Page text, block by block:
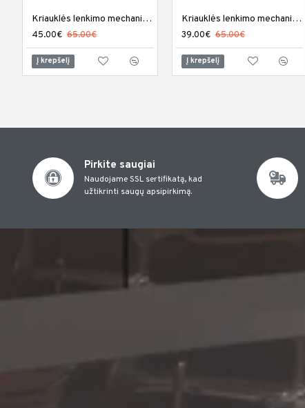
Kriauklės lenkimo mechanizmas L-001
45.00€ 65.00€
Į krepšelį
Kriauklės lenkimo mechanizmas L-004
39.00€ 65.00€
Į krepšelį
Pirkite saugiai
Naudojame SSL sertifikatą, kad
užtikrinti saugų apsipirkimą.